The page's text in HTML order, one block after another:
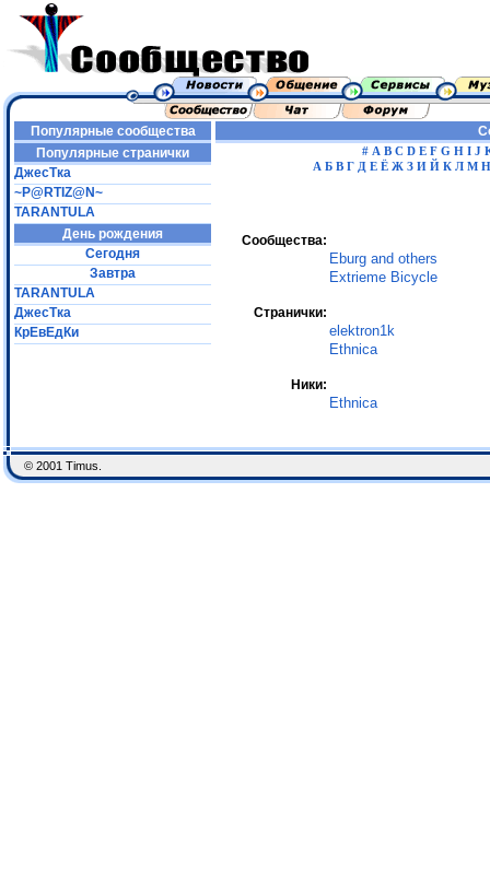
Популярные сообщества
Популярные странички
ДжесТка
~P@RTIZ@N~
TARANTULA
День рождения
Сегодня
Завтра
TARANTULA
ДжесТка
КрЕвЕдКи
# A B C D E F G H I J
А Б В Г Д Е Ё Ж З И Й К Л М Н
Сообщества:
Eburg and others
Extrieme Bicycle
Странички:
elektron1k
Ethnica
Ники:
Ethnica
© 2001 Timus.